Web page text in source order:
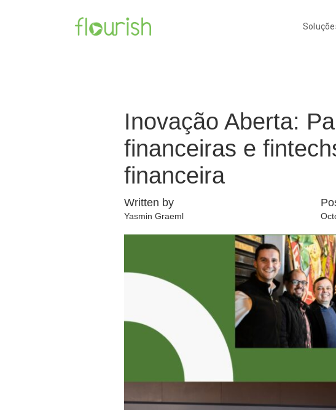
Inovação Aberta:
financeiras e
financeira
Written by
Yasmin Graeml